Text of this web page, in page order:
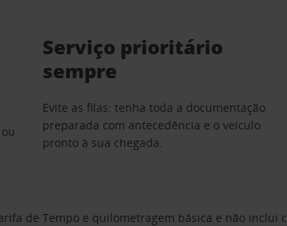
Serviço prioritário
sempre
Evite as filas: tenha toda a documentação
preparada com antecedência e o veículo
pronto à sua chegada.
de Tempo e quilometragem básica e não